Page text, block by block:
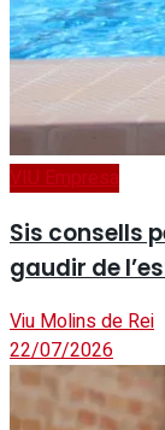
VIU Empresa
Sis consells
gaudir de
Viu Molins de Rei
22/07/2026